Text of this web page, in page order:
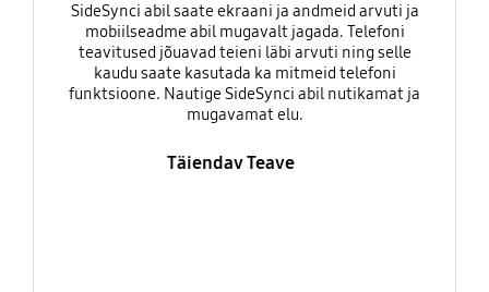
SideSynci abil saate ekraani ja andmeid arvuti ja
mobiilseadme abil mugavalt jagada. Telefoni
teavitused jõuavad teieni läbi arvuti ning selle
kaudu saate kasutada ka mitmeid telefoni
funktsioone. Nautige SideSynci abil nutikamat ja
mugavamat elu.
Täiendav Teave